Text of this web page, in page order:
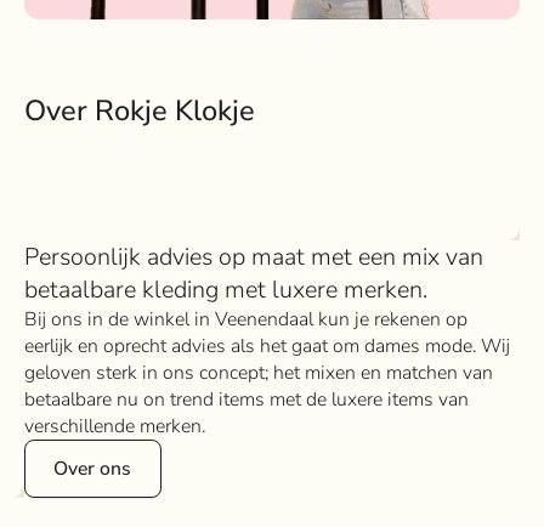
Over Rokje Klokje
Persoonlijk advies op maat met een mix van
betaalbare kleding met luxere merken.
Bij ons in de winkel in Veenendaal kun je rekenen op
eerlijk en oprecht advies als het gaat om dames mode. Wij
geloven sterk in ons concept; het mixen en matchen van
betaalbare nu on trend items met de luxere items van
verschillende merken.
Over ons